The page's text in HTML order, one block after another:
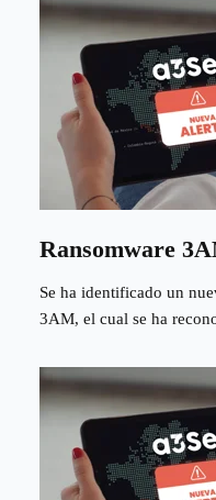
Ransomware
Se ha identificado un
3AM, el cual se ha